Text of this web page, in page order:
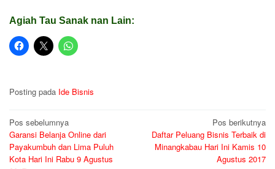
Agiah Tau Sanak nan Lain:
Posting pada Ide Bisnis
Navigasi
pos
Pos sebelumnya
Garansi Belanja Online dari
Payakumbuh dan Lima Puluh
Kota Hari Ini Rabu 9 Agustus
Pos berikutnya
Daftar Peluang Bisnis Terbaik di
Minangkabau Hari Ini Kamis 10
Agustus 2017